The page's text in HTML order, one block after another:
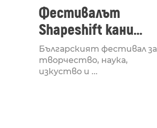
Фестивалът
Shapeshift кани
Fabrizio Mammarella
за откриването си
Българският фестивал за
творчество, наука,
изкуство и ...